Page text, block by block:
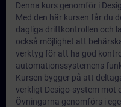
Denna kurs genomför i
Med den här kursen får du
dagliga driftkontrollen och
också möjlighet att
verktyg för att ha god
automationssystemens
Kursen bygger på att
verkligt Desigo-system mot
Övningarna genomförs i